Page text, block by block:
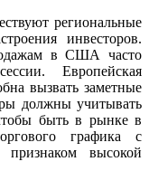
региональные
инвесторов.
в США часто
Европейская
вызвать заметные
должны учитывать
быть в рынке в
графика с
признаком высокой